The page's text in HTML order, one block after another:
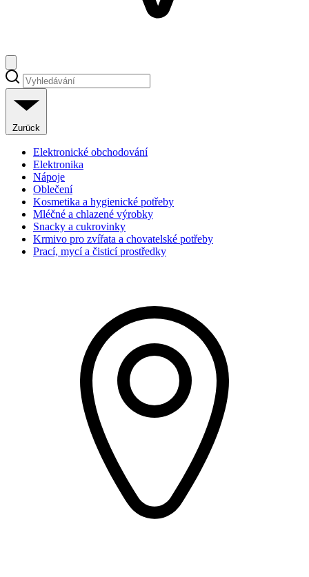
Zurück
Elektronické obchodování
Elektronika
Nápoje
Oblečení
Kosmetika a hygienické potřeby
Mléčné a chlazené výrobky
Snacky a cukrovinky
Krmivo pro zvířata a chovatelské potřeby
Prací, mycí a čisticí prostředky